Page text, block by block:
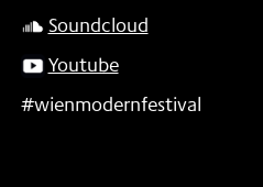
Soundcloud
Youtube
#wienmodernfestival